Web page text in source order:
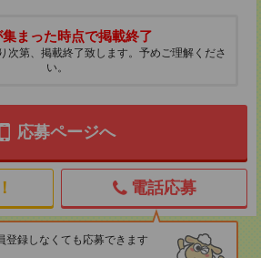
集まった時点で掲載終了
次第、掲載終了致します。予めご理解くださ
い。
応募ページへ
電話応募
登録しなくても応募できます